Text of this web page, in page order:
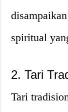
spiritual
2. Tari
Tari